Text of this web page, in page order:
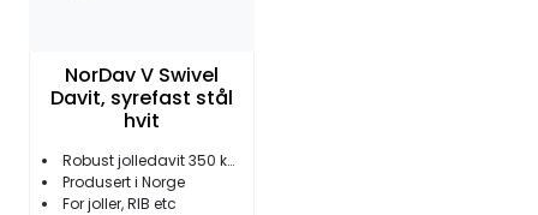
NorDav V Swivel
Davit, syrefast stål
hvit
Robust jolledavit 350 kg kapasitet
Produsert i Norge
For joller, RIB etc